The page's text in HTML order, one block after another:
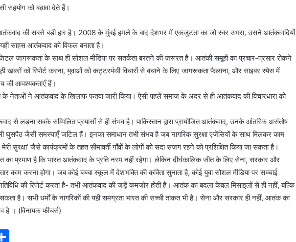
सहयोग को बढ़ावा देते हैं।
की सबसे बड़ी हार है। 2008 के मुंबई हमले के बाद देशभर में एकजुटता का जो स्वर उभरा, उसने आतंकवादियों
साहस आतंकवाद को विफल बनाता है।
जागरूकता के साथ ही सोशल मीडिया पर सतर्कता बरतने की जरूरत है। आतंकी समूहों का प्रचार-प्रसार रोकने
खबरों को रिपोर्ट करना, युवाओं को कट्टरपंथी विचारों से बचाने के लिए जागरूकता फैलाना, और साइबर स्पेस में
की आवश्यकताएँ हैं।
नेताओं ने आतंकवाद के खिलाफ फतवा जारी किया। ऐसी पहलें समाज के अंदर से ही आतंकवाद की विचारधारा को
से लड़ना सबके सम्मिलित प्रयासों से ही संभव है। पाकिस्तान द्वारा प्रायोजित आतंकवाद, उनके आंतरिक असंतोष
घुसपैठ जैसी समस्याएँ जटिल हैं। इनका समाधान तभी संभव है जब नागरिक सुरक्षा एजेंसियों के साथ मिलकर काम
सुरक्षा’ जैसे कार्यक्रमों के तहत सीमावर्ती गाँवों के लोगों को सदा सजग रहने को प्रशिक्षित किया जा सकता है।
प्रमाण है कि भारत आतंकवाद के प्रति नरम नहीं रहेगा। लेकिन दीर्घकालिक जीत के लिए सेना, सरकार और
काम करना होगा। जब कोई बच्चा स्कूल में देशभक्ति की कविता सुनाता है, कोई युवा सोशल मीडिया पर सच्चाई
की रिपोर्ट करता है- तभी आतंकवाद की जड़ें कमजोर होती हैं। आतंक का बदला केवल मिसाइलों से ही नहीं, बल्कि
है। सभी धर्मों के नागरिकों की यही समग्रता भारत की सच्ची ताकत भी है। सेना और सरकार ही नहीं, आतंक का
है । (विनायक फीचर्स)